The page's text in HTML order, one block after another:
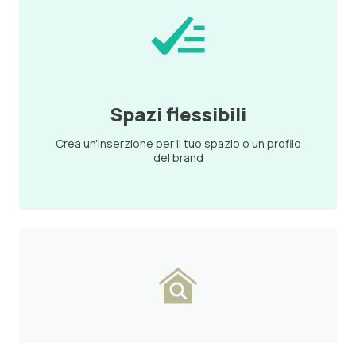
Spazi flessibili
Crea un'inserzione per il tuo spazio o un profilo
del brand